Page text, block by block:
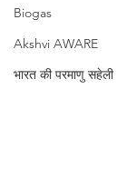
Biogas
Akshvi AWARE
भारत की परमाणु सहेली